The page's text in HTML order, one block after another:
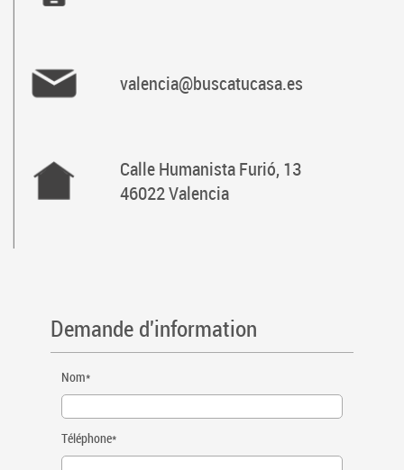
valencia@buscatucasa.es
Calle Humanista Furió, 13
46022 Valencia
Demande d'information
Nom*
Téléphone*